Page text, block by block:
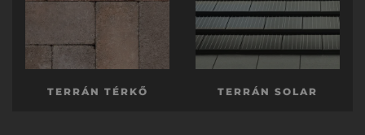
TERRÁN TÉRKŐ TERRÁN SOLAR